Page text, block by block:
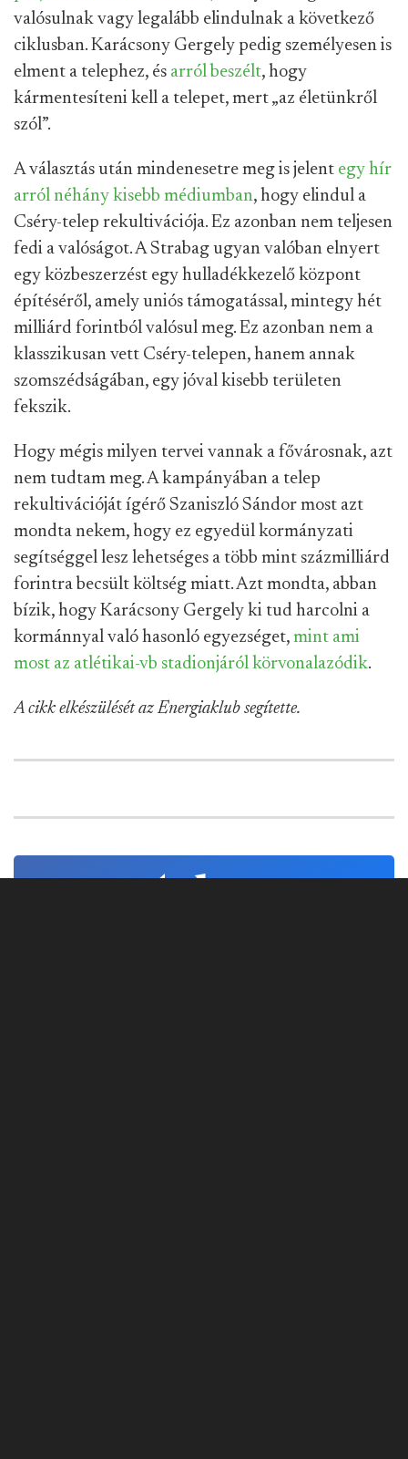
valósulnak vagy legalább elindulnak a következő
ciklusban. Karácsony Gergely pedig személyesen is
elment a telephez, és arról beszélt, hogy
kármentesíteni kell a telepet, mert „az életünkről
szól”.
A választás után mindenesetre meg is jelent egy hír
arról néhány kisebb médiumban, hogy elindul a
Cséry-telep rekultivációja. Ez azonban nem teljesen
fedi a valóságot. A Strabag ugyan valóban elnyert
egy közbeszerzést egy hulladékkezelő központ
építéséről, amely uniós támogatással, mintegy hét
milliárd forintból valósul meg. Ez azonban nem a
klasszikusan vett Cséry-telepen, hanem annak
szomszédságában, egy jóval kisebb területen
fekszik.
Hogy mégis milyen tervei vannak a fővárosnak, azt
nem tudtam meg. A kampányában a telep
rekultivációját ígérő Szaniszló Sándor most azt
mondta nekem, hogy ez egyedül kormányzati
segítséggel lesz lehetséges a több mint százmilliárd
forintra becsült költség miatt. Azt mondta, abban
bízik, hogy Karácsony Gergely ki tud harcolni a
kormánnyal való hasonló egyezséget, mint ami
most az atlétikai-vb stadionjáról körvonalazódik.
A cikk elkészülését az Energiaklub segítette.